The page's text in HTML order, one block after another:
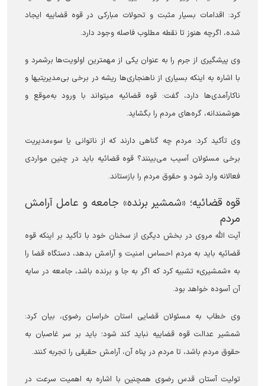
کرد: اقدامات بسیار مثبت و تحولات مبارکی در قوه قضاییه ایجاد
شده، اگرچه هنوز تا نقطه مطلوب فاصله وجود دارد.
وی پیشگیری از جرم را به عنوان یکی از مهمترین اولویت‌ها برشمرد و
با اشاره به اینکه بسیاری از ناهنجاری‌ها ریشه در برخی بی‌مدیریتی‎ها و
ناکارآمدی‌ها دارد، گفت: قوه قضائیه می‎تواند با ورود به‌موقع و
هوشمندانه، گره‌های مردم را بگشاید.
وی تأکید کرد: مردم چه گناهی دارند که از ناتوانی یا سوءمدیریت
برخی مسئولان آسیب می‌بینند؟ قوه قضائیه باید در چنین مواردی
فعالانه وارد شود و حقوق مردم را بازستاند.
قوه قضائیه؛ «شمشیر برنده» جامعه و عامل آرامش
مردم
آیت الله مروی در بخش دیگری از سخنان خود با تأکید بر اینکه قوه
قضائیه باید به مردم احساس امنیت و آرامش بدهد، دستگاه قضا را
به «شمشیری» تشبیه کرد که اگر به جا و برنده باشد، جامعه در سایه
آن آسوده خواهد بود.
وی خطاب به مسئولان قضایی استان خراسان رضوی، بیان کرد:
شمشیر عدالت قوه قضاییه نباید کند شود؛ باید بر سر غاصبان به
حقوق مردم باشد، تا مردم در پناه آن، آرامش حقیقی را تجربه کنند.
تولیت آستان قدس رضوی همچنین با اشاره به اهمیت سرعت در